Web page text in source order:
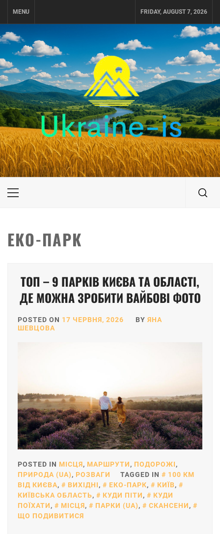
MENU FRIDAY, AUGUST 7, 2026
UKRAINE-IS
ПОДОРОЖI ПО УКРАЇНІ
Primary
ЕКО-ПАРК
ТОП – 9 ПАРКІВ КИЄВА ТА ОБЛАСТІ,
ДЕ МОЖНА ЗРОБИТИ ВАЙБОВІ ФОТО
POSTED ON 17 ЧЕРВНЯ, 2026 BY ЯНА
ШЕВЦОВА
POSTED IN МІСЦЯ, МАРШРУТИ, ПОДОРОЖІ,
ПРИРОДА (UA), РОЗВАГИ TAGGED IN
100 КМ
ВІД КИЄВА, ВИХІДНІ, ЕКО-ПАРК, КИЇВ,
КИЇВСЬКА ОБЛАСТЬ, КУДИ ПІТИ,
КУДИ
ПОЇХАТИ, МІСЦЯ, ПАРКИ (UA), СКАНСЕНИ,
ЩО ПОДИВИТИСЯ